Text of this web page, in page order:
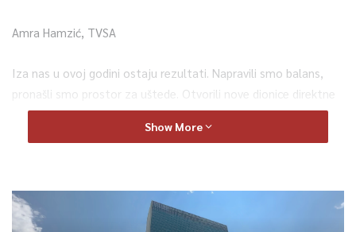
Amra Hamzić, TVSA
Iza nas u ovoj godini ostaju rezultati. Napravili smo balans,
pronašli smo prostor za uštede. Otvorili nove dionice direktne
materijalne, finansijske i druge pomoći građanima i firmama.
Istakao je ovo premijer KS sumirajući rad Vlade u prethodnom
krivičnih prijava Tužilaštvu i to samo u vezi sa situacijom u
GRAS-u.
Show More